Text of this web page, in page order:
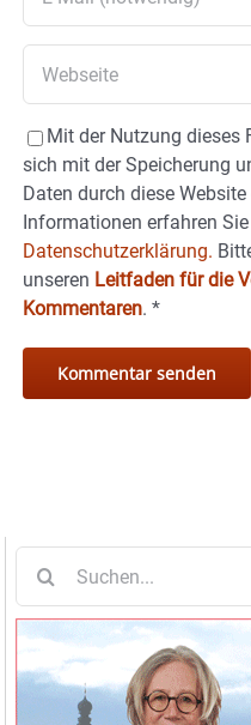
Mit der Nutzung dieses
sich mit der Speicherung
Daten durch diese
Informationen erfahren
Datenschutzerklärung.
unseren Leitfaden für die
Kommentaren. *
nach: